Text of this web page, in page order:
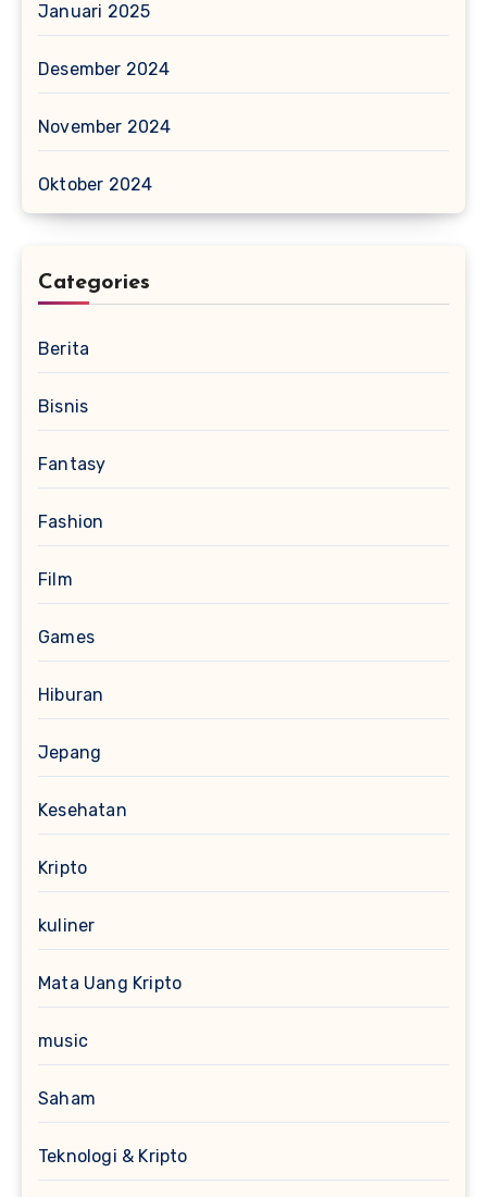
Januari 2025
Desember 2024
November 2024
Oktober 2024
Categories
Berita
Bisnis
Fantasy
Fashion
Film
Games
Hiburan
Jepang
Kesehatan
Kripto
kuliner
Mata Uang Kripto
music
Saham
Teknologi & Kripto